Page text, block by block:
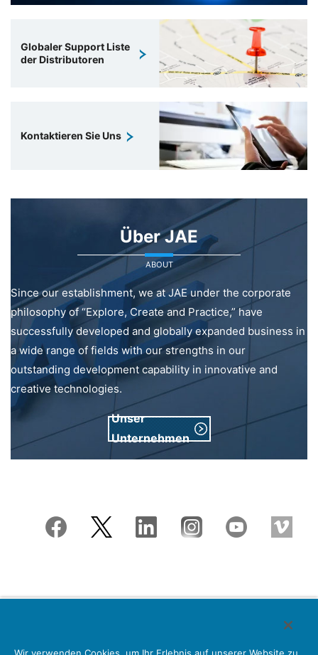
Globaler Support Liste
der Distributoren
Kontaktieren Sie Uns
Über JAE
ABOUT
Since our establishment, we at JAE under the corporate
philosophy of “Explore, Create and Practice,” have
successfully developed and globally expanded business in
a wide range of fields with our strengths in our
outstanding development capability in innovative and
creative technologies.
Unser
Unternehmen